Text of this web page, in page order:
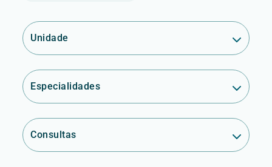
Unidade
Especialidades
Consultas